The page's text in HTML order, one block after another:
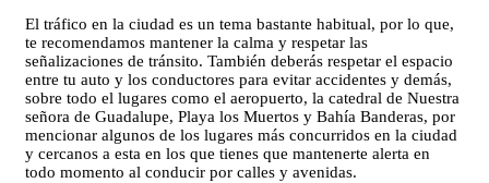
El tráfico en la ciudad es un tema bastante habitual, por lo que,
te recomendamos mantener la calma y respetar las
señalizaciones de tránsito. También deberás respetar el espacio
entre tu auto y los conductores para evitar accidentes y demás,
sobre todo el lugares como el aeropuerto, la catedral de Nuestra
señora de Guadalupe, Playa los Muertos y Bahía Banderas, por
mencionar algunos de los lugares más concurridos en la ciudad
y cercanos a esta en los que tienes que mantenerte alerta en
todo momento al conducir por calles y avenidas.